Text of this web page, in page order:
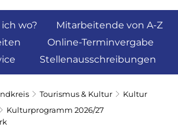
wo?
Mitarbeitende von A-Z
Online-Terminvergabe
Stellenausschreibungen
Tourismus & Kultur
Kultur
Kulturprogramm 2026/27